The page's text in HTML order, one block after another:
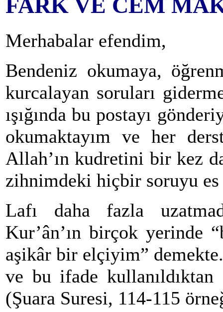
FARK VE CEM
Merhabalar efendim,
Bendeniz okumaya,
kurcalayan soruları
ışığında bu postayı
okumaktayım ve her
Allah’ın kudretini bir kez
zihnimdeki hiçbir soruyu es
Lafı daha fazla
Kur’ân’ın birçok yerinde
aşikâr bir elçiyim”
ve bu ifade
(Şuara Suresi, 114-115